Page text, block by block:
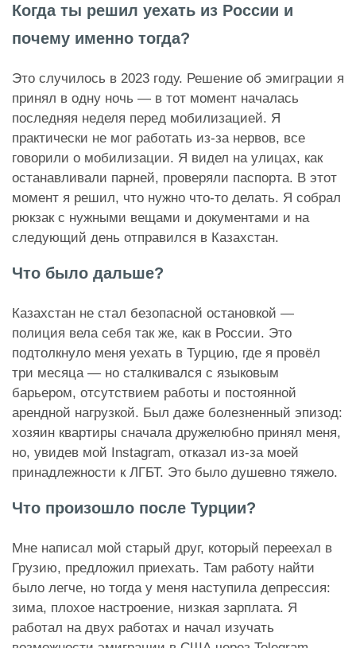
Когда ты решил уехать из России и
почему именно тогда?
Это случилось в 2023 году. Решение об эмиграции я
принял в одну ночь — в тот момент началась
последняя неделя перед мобилизацией. Я
практически не мог работать из-за нервов, все
говорили о мобилизации. Я видел на улицах, как
останавливали парней, проверяли паспорта. В этот
момент я решил, что нужно что-то делать. Я собрал
рюкзак с нужными вещами и документами и на
следующий день отправился в Казахстан.
Что было дальше?
Казахстан не стал безопасной остановкой —
полиция вела себя так же, как в России. Это
подтолкнуло меня уехать в Турцию, где я провёл
три месяца — но сталкивался с языковым
барьером, отсутствием работы и постоянной
арендной нагрузкой. Был даже болезненный эпизод:
хозяин квартиры сначала дружелюбно принял меня,
но, увидев мой Instagram, отказал из-за моей
принадлежности к ЛГБТ. Это было душевно тяжело.
Что произошло после Турции?
Мне написал мой старый друг, который переехал в
Грузию, предложил приехать. Там работу найти
было легче, но тогда у меня наступила депрессия:
зима, плохое настроение, низкая зарплата. Я
работал на двух работах и начал изучать